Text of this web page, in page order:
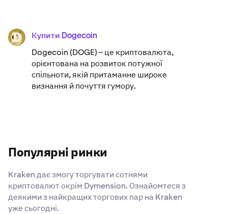
DOGE Купити Dogecoin
Dogecoin (DOGE) – це криптовалюта,
орієнтована на розвиток потужної
спільноти, якій притаманне широке
визнання й почуття гумору.
Популярні ринки
Kraken дає змогу торгувати сотнями
криптовалют окрім Dymension. Ознайомтеся з
деякими з найкращих торгових пар на Kraken
уже сьогодні.